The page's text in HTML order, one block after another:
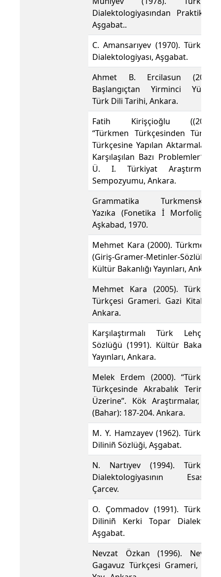
Dialektologiyasından Praktikum,
Aşgabat..
C. Amansarıyev (1970). Türkmen
Dialektologiyası, Aşgabat.
Ahmet B. Ercilasun (2004).
Başlangıçtan Yirminci Yüzyıla
Türk Dili Tarihi, Ankara.
Fatih Kirişçioğlu ((2005).
“Türkmen Türkçesinden Türkiye
Türkçesine Yapılan Aktarmalarda
Karşılaşılan Bazı Problemler”, G.
Ü. I. Türkiyat Araştırmaları
Sempozyumu, Ankara.
Grammatika Turkmenskogo
Yazıka (Fonetika İ Morfoligiya),
Aşkabad, 1970.
Mehmet Kara (2000). Türkmence
(Giriş-Gramer-Metinler-Sözlük).
Kültür Bakanlığı Yayınları, Ankara.
Mehmet Kara (2005). Türkmen
Türkçesi Grameri. Gazi Kitabevi,
Ankara.
Karşılaştırmalı Türk Lehçeleri
Sözlüğü (1991). Kültür Bakanlığı
Yayınları, Ankara.
Melek Erdem (2000). “Türkmen
Türkçesinde Akrabalık Terimleri
Üzerine”. Kök Araştırmalar, II/1
(Bahar): 187-204. Ankara.
M. Y. Hamzayev (1962). Türkmen
Diliniñ Sözlüği, Aşgabat.
N. Nartıyev (1994). Türkmen
Dialektologiyasının Esasları,
Çarcev.
O. Çommadov (1991). Türkmen
Diliniñ Kerki Topar Dialektleri,
Aşgabat.
Nevzat Özkan (1996). Nevzat,
Gagavuz Türkçesi Grameri, TDK